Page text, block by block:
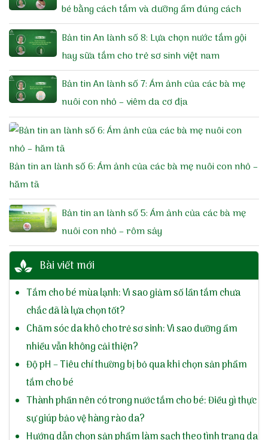
bé bằng cách tắm và dưỡng ẩm đúng cách
Bản tin An lành số 8: Lựa chọn nước tắm gội
hay sữa tắm cho trẻ sơ sinh việt nam
Bản tin An lành số 7: Ám ảnh của các bà mẹ
nuôi con nhỏ – viêm da cơ địa
Bản tin an lành số 6: Ám ảnh của các bà mẹ nuôi con nhỏ –
hăm tã
Bản tin an lành số 5: Ám ảnh của các bà mẹ
nuôi con nhỏ – rôm sảy
Bài viết mới
Tắm cho bé mùa lạnh: Vì sao giảm số lần tắm chưa
chắc đã là lựa chọn tốt?
Chăm sóc da khô cho trẻ sơ sinh: Vì sao dưỡng ẩm
nhiều vẫn không cải thiện?
Độ pH – Tiêu chí thường bị bỏ qua khi chọn sản phẩm
tắm cho bé
Thành phần nên có trong nước tắm cho bé: Điều gì thực
sự giúp bảo vệ hàng rào da?